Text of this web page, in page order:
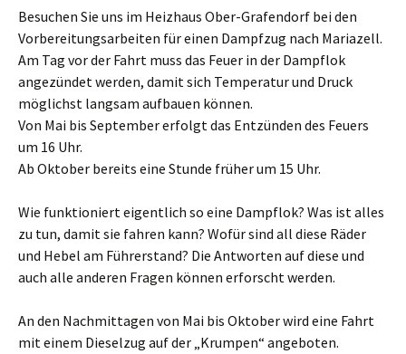
Besuchen Sie uns im Heizhaus Ober-Grafendorf bei den
Vorbereitungsarbeiten für einen Dampfzug nach Mariazell.
Am Tag vor der Fahrt muss das Feuer in der Dampflok
angezündet werden, damit sich Temperatur und Druck
möglichst langsam aufbauen können.
Von Mai bis September erfolgt das Entzünden des Feuers
um 16 Uhr.
Ab Oktober bereits eine Stunde früher um 15 Uhr.
Wie funktioniert eigentlich so eine Dampflok? Was ist alles
zu tun, damit sie fahren kann? Wofür sind all diese Räder
und Hebel am Führerstand? Die Antworten auf diese und
auch alle anderen Fragen können erforscht werden.
An den Nachmittagen von Mai bis Oktober wird eine Fahrt
mit einem Dieselzug auf der „Krumpen“ angeboten.